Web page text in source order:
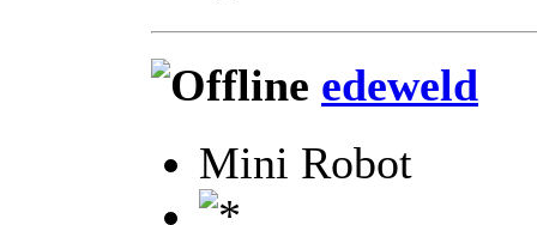
edeweld
Mini Robot